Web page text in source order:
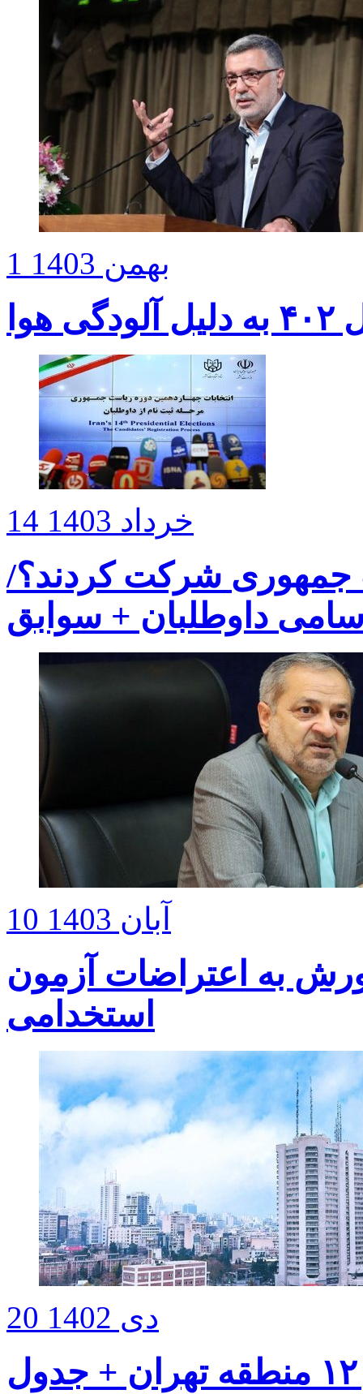
1 بهمن 1403
14 خرداد 1403
جمهوری شرکت کردند؟/
داوطلبان + سوابق
10 آبان 1403
به اعتراضات آزمون
استخدامی
20 دی 1402